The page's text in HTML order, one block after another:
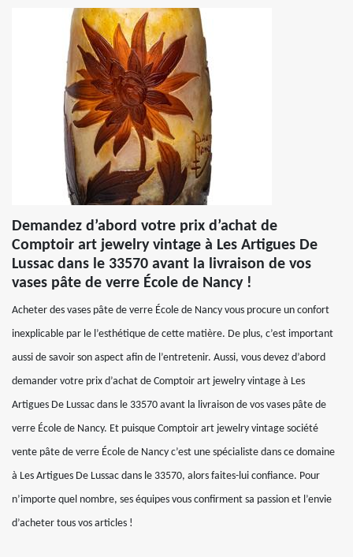
Demandez d’abord votre prix d’achat de
Comptoir art jewelry vintage à Les Artigues De
Lussac dans le 33570 avant la livraison de vos
vases pâte de verre École de Nancy !
Acheter des vases pâte de verre École de Nancy vous procure un confort
inexplicable par le l’esthétique de cette matière. De plus, c’est important
aussi de savoir son aspect afin de l’entretenir. Aussi, vous devez d’abord
demander votre prix d’achat de Comptoir art jewelry vintage à Les
Artigues De Lussac dans le 33570 avant la livraison de vos vases pâte de
verre École de Nancy. Et puisque Comptoir art jewelry vintage société
vente pâte de verre École de Nancy c’est une spécialiste dans ce domaine
à Les Artigues De Lussac dans le 33570, alors faites-lui confiance. Pour
n’importe quel nombre, ses équipes vous confirment sa passion et l’envie
d’acheter tous vos articles !